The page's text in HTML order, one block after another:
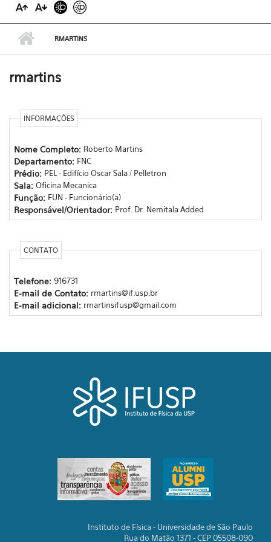
RMARTINS
rmartins
INFORMAÇÕES
Nome Completo: Roberto Martins
Departamento: FNC
Prédio: PEL - Edifício Oscar Sala / Pelletron
Sala: Oficina Mecanica
Função: FUN - Funcionário(a)
Responsável/Orientador: Prof. Dr. Nemitala Added
CONTATO
Telefone: 916731
E-mail de Contato: rmartins@if.usp.br
E-mail adicional: rmartinsifusp@gmail.com
Instituto de Física - Universidade de São Paulo
Rua do Matão 1371 - CEP 05508-090